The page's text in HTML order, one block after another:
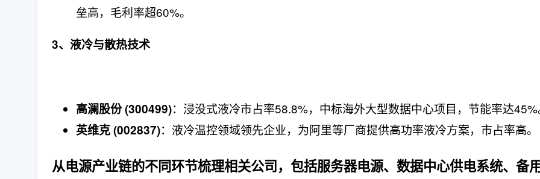
垒高，毛利率超60%。
3、液冷与散热技术
高澜股份 (300499)​：浸没式液冷市占率58.8%，中标海外大型数据中心项目，节能率达
英维克 (002837)​​：液冷温控领域领先企业，为阿里等厂商提供高功率液冷方案，市占率高。
从电源产业链的不同环节梳理相关公司，包括服务器电源、数据中心供电系统、备